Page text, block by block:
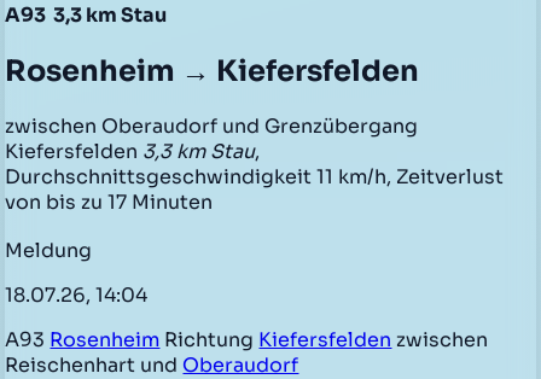
A93 3,3 km Stau
Rosenheim → Kiefersfelden
zwischen Oberaudorf und Grenzübergang
Kiefersfelden 3,3 km Stau,
Durchschnittsgeschwindigkeit 11 km/h, Zeitverlust
von bis zu 17 Minuten
Meldung
18.07.26, 14:04
A93 Rosenheim Richtung Kiefersfelden zwischen
Reischenhart und Oberaudorf